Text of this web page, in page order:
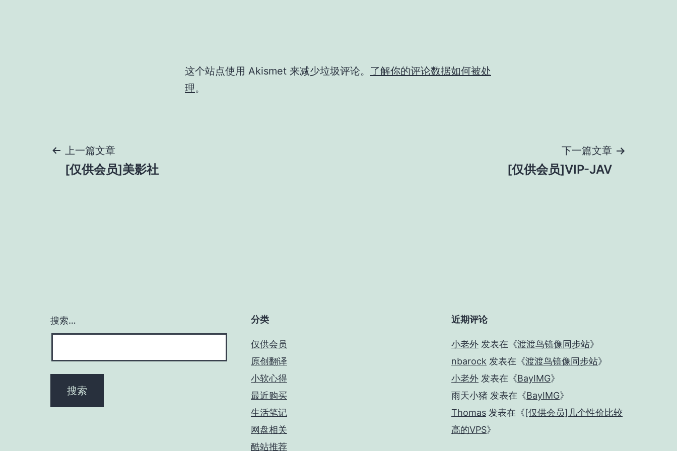
这个站点使用 Akismet 来减少垃圾评论。 了解你的评论数据如何被处
理。
文上一篇文章
[仅供会员]美影社
下一篇文章
[仅供会员]VIP-JAV
搜索… 分类
仅供会员
原创翻译
小软心得
最近购买
生活笔记
网盘相关
酷站推荐
近期评论
小老外 发表在《渡渡鸟镜像同步站》
nbarock 发表在《渡渡鸟镜像同步站》
小老外 发表在《BayIMG》
雨天小猪 发表在《BayIMG》
Thomas 发表在《[仅供会员]几个性价比较
高的VPS》